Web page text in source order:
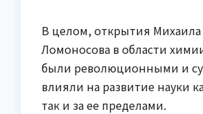
В целом, открытия Михаила
Ломоносова в области
были революционными и
влияли на развитие науки
так и за ее пределами.